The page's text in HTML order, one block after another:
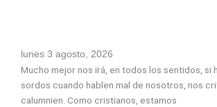
lunes 3 agosto, 2026
Mucho mejor nos irá, en todos los sentidos, si
sordos cuando hablen mal de nosotros, nos
calumnien. Como cristianos, estamos